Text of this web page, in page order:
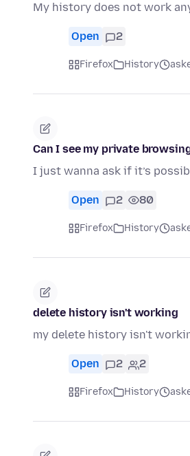
My history does not work
Open 2
Firefox History
Can I see my private
I just wanna ask if it’s
Open 2 80
Firefox History
delete history isn't working
my delete history isn't
Open 2 2
Firefox History